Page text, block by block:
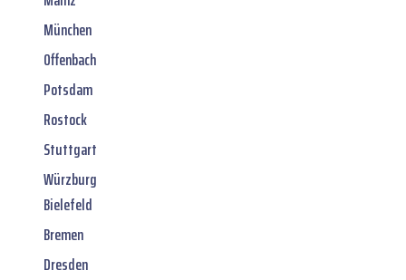
München
Offenbach
Potsdam
Rostock
Stuttgart
Würzburg
Bielefeld
Bremen
Dresden